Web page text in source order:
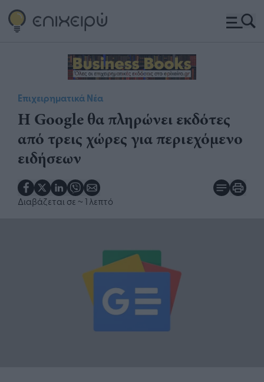
Επιχειρηματικά Νέα
Η Google θα πληρώνει εκδότες
από τρεις χώρες για περιεχόμενο
ειδήσεων
Διαβάζεται σε ~ 1 λεπτό